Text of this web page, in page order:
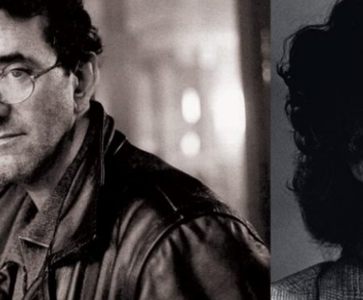
Diccionario portátil de la literatura
chilena
Documentos
Fragmentos
Gran reserva
Historia
Historia material de los libros
Lagunas mentales
Libros
Literatura
Medioambiente
Narrativas visuales
Pensamiento
Pensamiento ilustrado
Personajes secundarios
Política